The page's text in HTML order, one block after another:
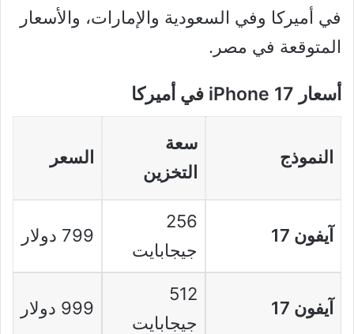
في أميركا وفي السعودية والإمارات، والأسعار
المتوقعة في مصر.
أسعار iPhone 17 في أميركا
النموذج
سعة
التخزين
السعر
آيفون 17
256
جيجابايت
799 دولار
آيفون 17
512
جيجابايت
999 دولار